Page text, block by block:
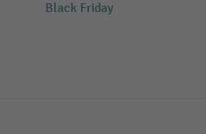
Black Friday